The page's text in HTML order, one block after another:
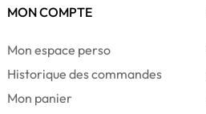
MON COMPTE
Mon espace perso
Historique des commandes
Mon panier